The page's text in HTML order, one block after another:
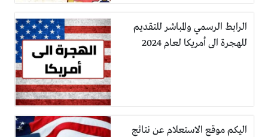
الرابط الرسمي والمباشر للتقديم
للهجرة الى أمريكا لعام 2024
اليكم موقع الاستعلام عن نتائج